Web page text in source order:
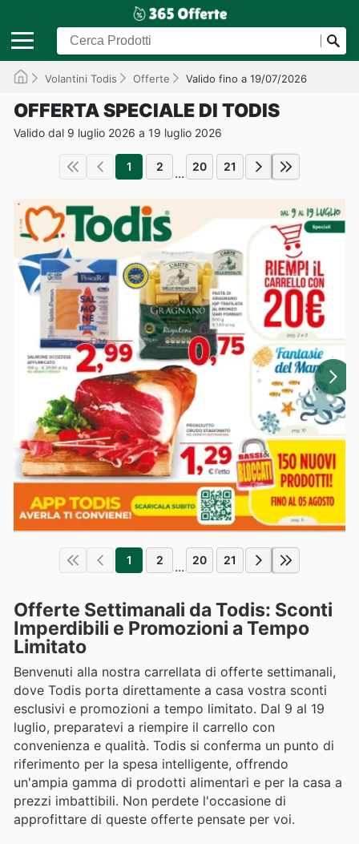
Volantini Todis Offerte Valido fino a 19/07/2026
OFFERTA SPECIALE DI TODIS
Valido dal 9 luglio 2026 a 19 luglio 2026
1 2 ... 20 21
1 2 ... 20 21
Offerte Settimanali da Todis: Sconti
Imperdibili e Promozioni a Tempo
Limitato
Benvenuti alla nostra carrellata di offerte settimanali,
dove Todis porta direttamente a casa vostra sconti
esclusivi e promozioni a tempo limitato. Dal 9 al 19
luglio, preparatevi a riempire il carrello con
convenienza e qualità. Todis si conferma un punto di
riferimento per la spesa intelligente, offrendo
un'ampia gamma di prodotti alimentari e per la casa a
prezzi imbattibili. Non perdete l'occasione di
approfittare di queste offerte pensate per voi.